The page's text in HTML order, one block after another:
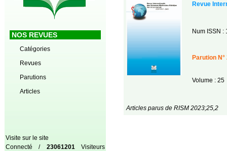
NOS REVUES
Catégories
Revues
Parutions
Articles
Visite sur le site
Connecté / 23061201Visiteurs
Revue
Num ISSN :
Parution N°
Volume : 25
Articles parus de RISM 2023;25,2